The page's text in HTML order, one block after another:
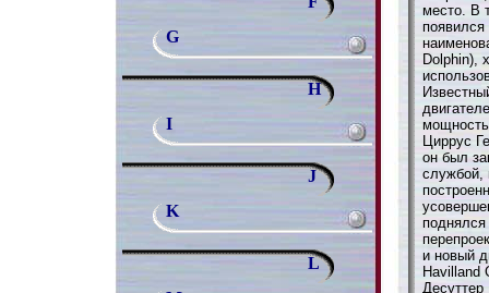
G
H
I
J
K
L
место. В
Dolphin),
Циррус
он был
службой,
и новый
Havilland